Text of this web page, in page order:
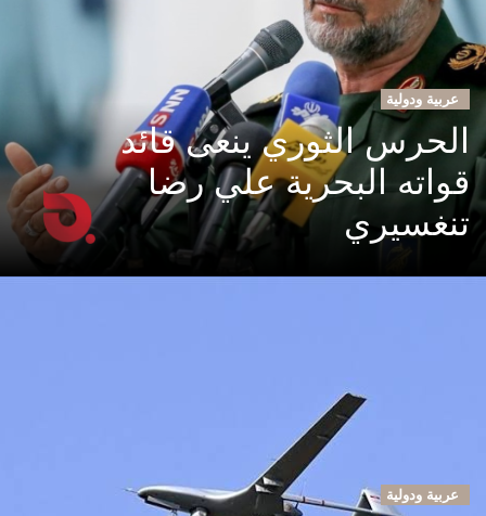
عربية ودولية
الحرس الثوري ينعى قائد
قواته البحرية علي رضا
تنغسيري
عربية ودولية